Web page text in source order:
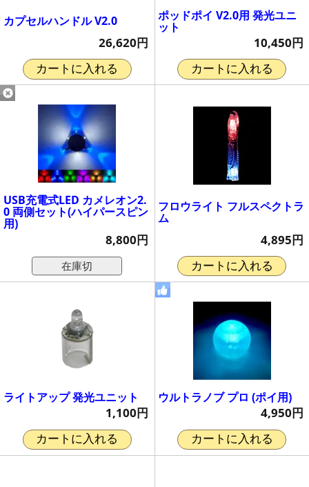
カプセルハンドル V2.0
26,620円
カートに入れる
ポッドポイ V2.0用 発光ユニ
ット
10,450円
カートに入れる
USB充電式LED カメレオン2.
0 両側セット(ハイパースピン
用)
8,800円
在庫切
フロウライト フルスペクトラ
ム
4,895円
カートに入れる
ライトアップ 発光ユニット
1,100円
カートに入れる
ウルトラノブ プロ (ポイ用)
4,950円
カートに入れる